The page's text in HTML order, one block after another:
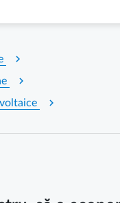
chevron_right
chevron_right
chevron_right